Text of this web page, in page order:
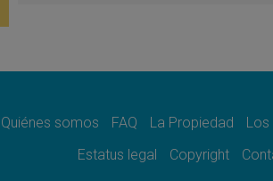
como misión al servicio del
SIGNIS 2026, dar voz a las
espacio público
Quiénes somos FAQ La Propiedad Los
Estatus legal
Copyright